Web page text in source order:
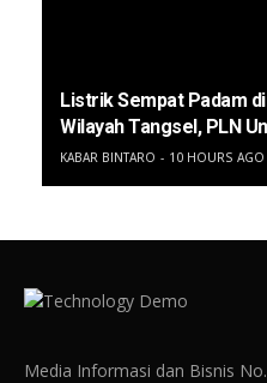
Listrik Sempat Padam
Wilayah Tangsel, PLN
KABAR BINTARO 10 HOURS AGO
Media Informasi dan Bisnis